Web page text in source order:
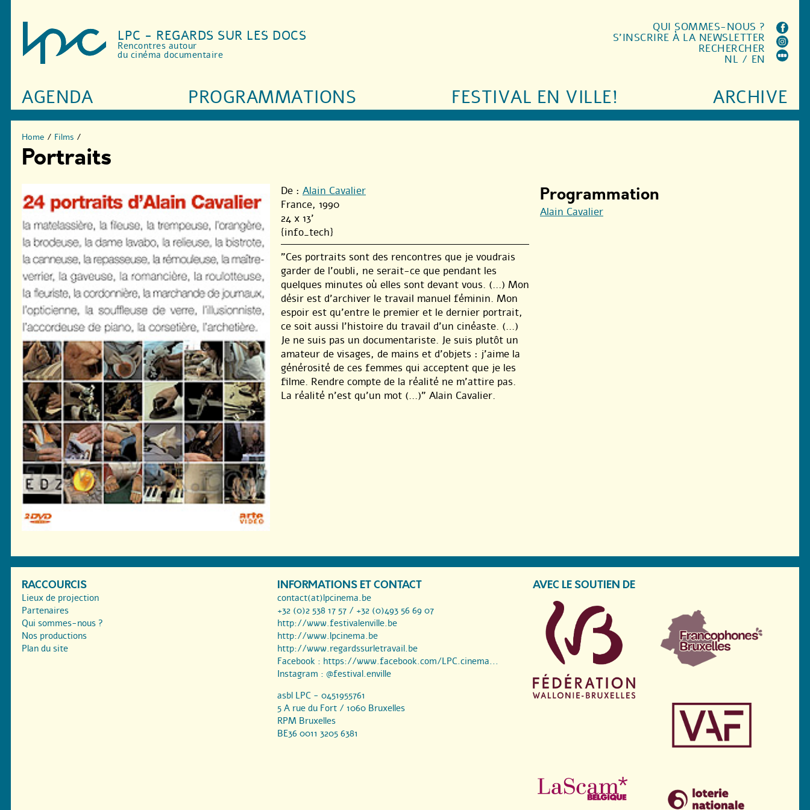
LPC - REGARDS SUR LES DOCS
Rencontres autour
du cinéma documentaire
AGENDA PROGRAMMATIONS FESTIVAL EN VILLE! ARCHIVE
QUI SOMMES-NOUS ?
S'INSCRIRE À LA NEWSLETTER
RECHERCHER
NL / EN
Home / Films /
Portraits
De : Alain Cavalier
France, 1990
24 x 13'
{info_tech}
"Ces portraits sont des rencontres que je voudrais
garder de l’oubli, ne serait-ce que pendant les
quelques minutes où elles sont devant vous. (...) Mon
désir est d’archiver le travail manuel féminin. Mon
espoir est qu’entre le premier et le dernier portrait,
ce soit aussi l’histoire du travail d’un cinéaste. (...)
Je ne suis pas un documentariste. Je suis plutôt un
amateur de visages, de mains et d’objets : j’aime la
générosité de ces femmes qui acceptent que je les
filme. Rendre compte de la réalité ne m’attire pas.
La réalité n’est qu’un mot (...)" Alain Cavalier.
Programmation
Alain Cavalier
RACCOURCIS
Lieux de projection
Partenaires
Qui sommes-nous ?
Nos productions
Plan du site
INFORMATIONS ET CONTACT
contact(at)lpcinema.be
+32 (0)2 538 17 57 / +32 (0)493 56 69 07
http://www.festivalenville.be
http://www.lpcinema.be
http://www.regardssurletravail.be
Facebook : https://www.facebook.com/LPC.cinema...
Instagram : @festival.enville
asbl LPC - 0451955761
5 A rue du Fort / 1060 Bruxelles
RPM Bruxelles
BE36 0011 3205 6381
AVEC LE SOUTIEN DE